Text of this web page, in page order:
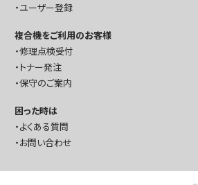
ユーザー登録
複合機をご利用のお客様
修理点検受付
トナー発注
保守のご案内
困った時は
よくある質問
お問い合わせ